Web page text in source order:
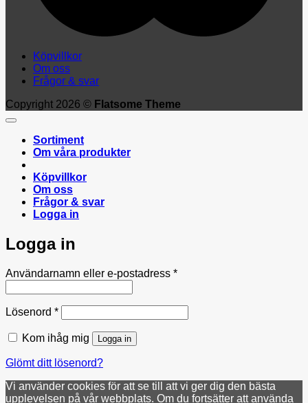
Köpvillkor
Om oss
Frågor & svar
Copyright 2026 © Flatsome Theme
Sortiment
Om våra produkter
Köpvillkor
Om oss
Frågor & svar
Logga in
Logga in
Användarnamn eller e-postadress *Obligatoriskt
Lösenord *Obligatoriskt
Kom ihåg mig Logga in
Glömt ditt lösenord?
Vi använder cookies för att se till att vi ger dig den bästa
upplevelsen på vår webbplats. Om du fortsätter att använda